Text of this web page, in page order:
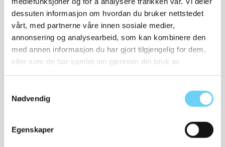
dessuten informasjon om hvordan du bruker nettstedet
vårt, med partnerne våre innen sosiale medier,
annonsering og analysearbeid, som kan kombinere den
med annen informasjon du har gjort tilgjengelig for dem,
eller som de har samlet inn gjennom din bruk av
Nødvendig
Egenskaper
Impregnering 24Seven
Protector
120,-